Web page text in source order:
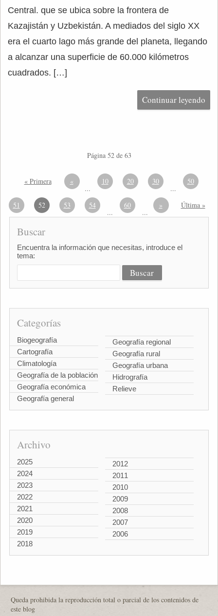
Central. que se ubica sobre la frontera de
Kazajistán y Uzbekistán. A mediados del siglo XX
era el cuarto lago más grande del planeta, llegando
a alcanzar una superficie de 60.000 kilómetros
cuadrados. […]
Continuar leyendo
Página 52 de 63
« Primera «
...
10 20 30
...
50
51 52 53 54
...
60
...
» Última »
Buscar
Encuentra la información que necesitas, introduce el
tema:
Categorías
Biogeografía
Cartografía
Climatología
Geografía de la población
Geografía económica
Geografía general
Geografía regional
Geografía rural
Geografía urbana
Hidrografía
Relieve
Archivo
2025
2024
2023
2022
2021
2020
2019
2018
2012
2011
2010
2009
2008
2007
2006
Queda prohibida la reproducción total o parcial de los contenidos de
este blog